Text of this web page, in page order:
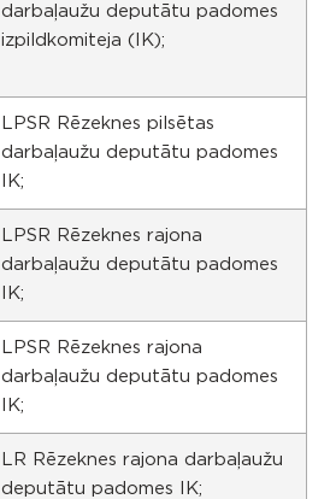
darbaļaužu deputātu padomes
izpildkomiteja (IK);
LPSR Rēzeknes pilsētas
darbaļaužu deputātu padomes
IK;
LPSR Rēzeknes rajona
darbaļaužu deputātu padomes
IK;
LPSR Rēzeknes rajona
darbaļaužu deputātu padomes
IK;
LR Rēzeknes rajona darbaļaužu
deputātu padomes IK;